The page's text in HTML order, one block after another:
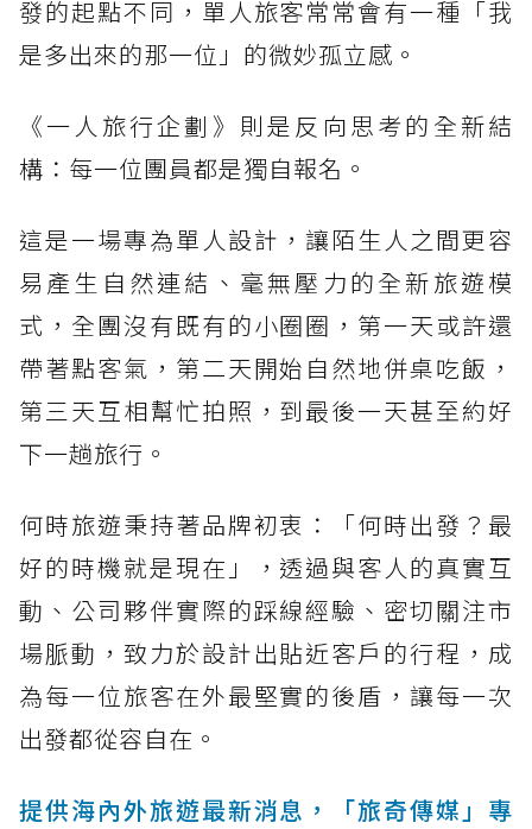
發的起點不同，單人旅客常常會有一種「我
是多出來的那一位」的微妙孤立感。
《一人旅行企劃》則是反向思考的全新結
構：每一位團員都是獨自報名。
這是一場專為單人設計，讓陌生人之間更容
易產生自然連結、毫無壓力的全新旅遊模
式，全團沒有既有的小圈圈，第一天或許還
帶著點客氣，第二天開始自然地併桌吃飯，
第三天互相幫忙拍照，到最後一天甚至約好
下一趟旅行。
何時旅遊秉持著品牌初衷：「何時出發？最
好的時機就是現在」，透過與客人的真實互
動、公司夥伴實際的踩線經驗、密切關注市
場脈動，致力於設計出貼近客戶的行程，成
為每一位旅客在外最堅實的後盾，讓每一次
出發都從容自在。
提供海內外旅遊最新消息，「旅奇傳媒」專